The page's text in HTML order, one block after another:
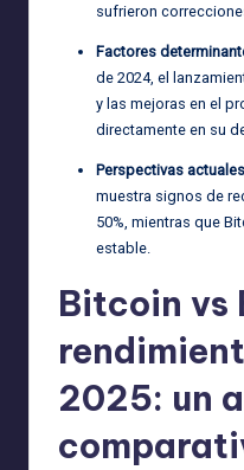
sufrieron
Factores
de 2024, el
y las mejoras en el
directamente en su
Perspectivas actuales
muestra signos de
50%, mientras que
estable.
Bitcoin vs
2025: un